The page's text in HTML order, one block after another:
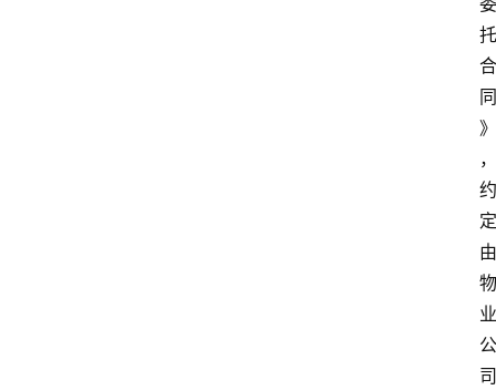
托
合
同
》
，
约
定
由
物
业
公
司